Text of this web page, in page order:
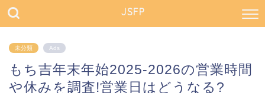
JSFP
未分類 Ads
もち吉年末年始2025-2026の営業時間
や休みを調査!営業日はどうなる?